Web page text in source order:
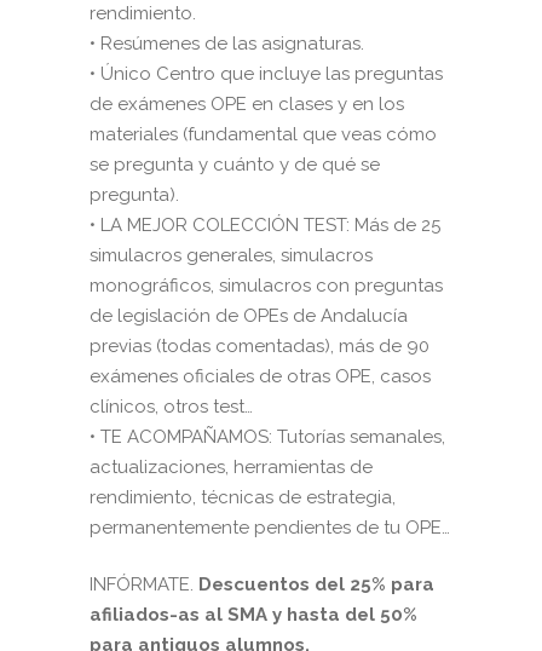
rendimiento.
• Resúmenes de las asignaturas.
• Único Centro que incluye las preguntas
de exámenes OPE en clases y en los
materiales (fundamental que veas cómo
se pregunta y cuánto y de qué se
pregunta).
• LA MEJOR COLECCIÓN TEST: Más de 25
simulacros generales, simulacros
monográficos, simulacros con preguntas
de legislación de OPEs de Andalucía
previas (todas comentadas), más de 90
exámenes oficiales de otras OPE, casos
clínicos, otros test…
• TE ACOMPAÑAMOS: Tutorías semanales,
actualizaciones, herramientas de
rendimiento, técnicas de estrategia,
permanentemente pendientes de tu OPE…
INFÓRMATE. Descuentos del 25% para
afiliados-as al SMA y hasta del 50%
para antiguos alumnos.